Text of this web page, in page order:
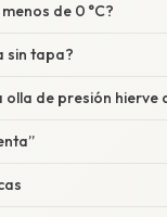
de 0 °C?
sin tapa?
olla de presión